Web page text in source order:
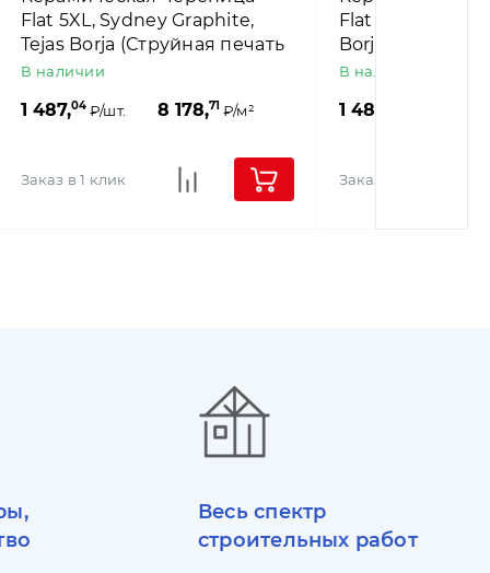
Flat 5XL, Sydney Graphite,
Tejas Borja (Струйная печать
под цемент)
В наличии
1 487,04₽/шт. 8 178,71₽/м²
Заказ в 1 клик
Flat 5XL, Austin
Borja
камень)
В наличии
1 487,
Заказ в 1 клик
Весь спектр
строительных работ